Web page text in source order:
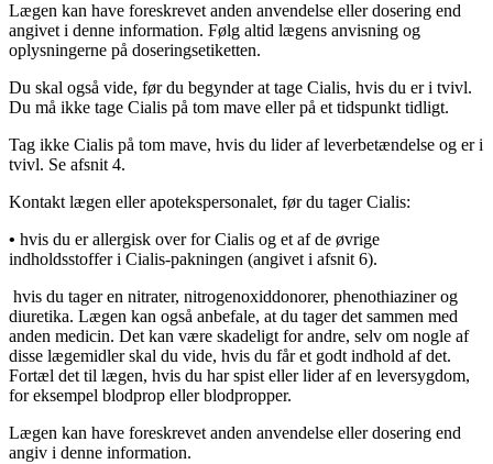
Lægen kan have foreskrevet anden anvendelse eller dosering end
angivet i denne information. Følg altid lægens anvisning og
oplysningerne på doseringsetiketten.
Du skal også vide, før du begynder at tage Cialis, hvis du er i tvivl.
Du må ikke tage Cialis på tom mave eller på et tidspunkt tidligt.
Tag ikke Cialis på tom mave, hvis du lider af leverbetændelse og er i
tvivl. Se afsnit 4.
Kontakt lægen eller apotekspersonalet, før du tager Cialis:
• hvis du er allergisk over for Cialis og et af de øvrige
indholdsstoffer i Cialis-pakningen (angivet i afsnit 6).
hvis du tager en nitrater, nitrogenoxiddonorer, phenothiaziner og
diuretika. Lægen kan også anbefale, at du tager det sammen med
anden medicin. Det kan være skadeligt for andre, selv om nogle af
disse lægemidler skal du vide, hvis du får et godt indhold af det.
Fortæl det til lægen, hvis du har spist eller lider af en leversygdom,
for eksempel blodprop eller blodpropper.
Lægen kan have foreskrevet anden anvendelse eller dosering end
angiv i denne information.